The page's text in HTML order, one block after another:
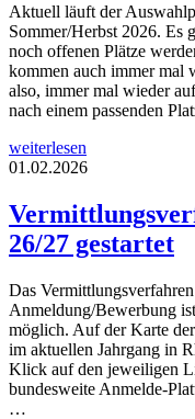
Aktuell läuft der
Sommer/Herbst 2026. Es
noch offenen Plätze
kommen auch immer mal
also, immer mal wieder
nach einem passenden
weiterlesen
01.02.2026
26/27 gestartet
Das
Anmeldung/Bewerbung
möglich. Auf der Karte
im aktuellen Jahrgang in
Klick auf den jeweiligen
bundesweite Anmelde-
…